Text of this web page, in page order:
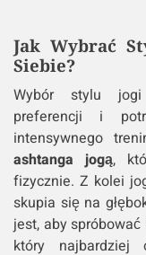
Jak Wybrać
Siebie?
Wybór stylu
preferencji i
intensywnego
ashtanga jogą,
fizycznie. Z kolei
skupia się na
jest, aby
który najbardziej